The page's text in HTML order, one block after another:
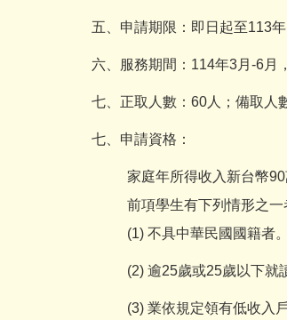
五、申請期限：即日起至113
六、服務期間：114年3月-6月
七、正取人數：60人；備取人
七、申請資格：
家庭年所得收入新台幣
前項學生有下列情形之一
(1) 不具中華民國國籍者。
(2) 逾25歲或25歲以下就
(3) 業依規定領有低收入